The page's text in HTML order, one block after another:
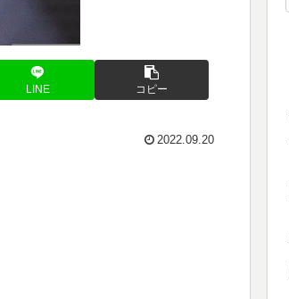
LINE コピー
2022.09.20